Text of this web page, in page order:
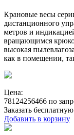
Крановые весы
дистанционного
метров и
вращающимся
высокая
как в помещении,
Цена:
78124256466 по
Заказать
Добавить в корзину